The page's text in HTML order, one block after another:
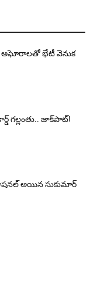
భేటీ వెనుక
గల్లంతు.. జాక్‌పాట్!
అయిన సుకుమార్